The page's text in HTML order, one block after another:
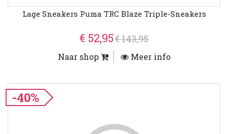
Lage Sneakers Puma TRC Blaze Triple-Sneakers
€ 52,95€ 143,95
Naar shop Meer info
-40%